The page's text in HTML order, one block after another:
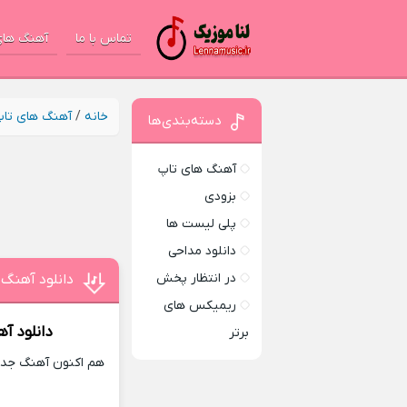
تماس با ما آهنگ
خانه /آهنگ های
دانلود
دانلود
هم اکنون آهنگ
دسته‌بندی‌ها
آهنگ های تاپ
بزودی
پلی لیست ها
دانلود مداحی
در انتظار پخش
ریمیکس های
برتر